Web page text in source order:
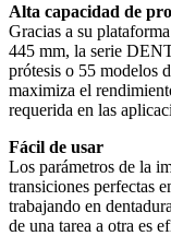
Alta capacidad de
Gracias a su
445 mm, la serie
prótesis o 55 modelos
maximiza el
requerida en las
Fácil de usar
Los parámetros de la
transiciones perfectas
trabajando en
de una tarea a otra es